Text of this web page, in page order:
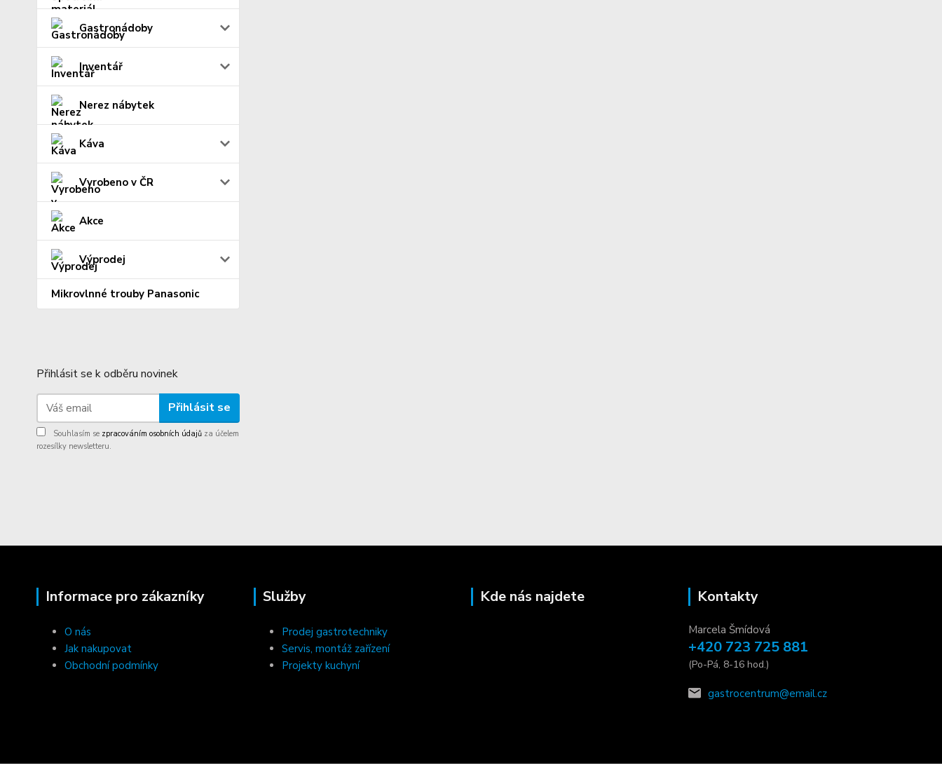
Gastronádoby
Inventář
Nerez nábytek
Káva
Vyrobeno v ČR
Akce
Výprodej
Mikrovlnné trouby Panasonic
Přihlásit se k odběru novinek
Přihlásit se
Souhlasím se zpracováním osobních údajů za účelem
rozesílky newsletteru.
Informace pro zákazníky
O nás
Jak nakupovat
Obchodní podmínky
Služby
Prodej gastrotechniky
Servis, montáž zařízení
Projekty kuchyní
Kde nás najdete Kontakty
Marcela Šmídová
+420 723 725 881
(Po-Pá, 8-16 hod.)
gastrocentrum@email.cz